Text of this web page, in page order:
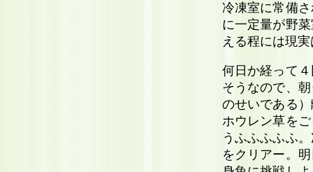
冷凍室に常備
に一定量が野
える程には現
何日か経って
そうなので、
のせいである
ホウレン草を
うふふふふふ
をクリアー。